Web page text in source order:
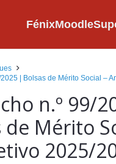
FénixMoodle
2025 | Bolsas de Mérito Social –
n.º 99/
de Mérito
2025/